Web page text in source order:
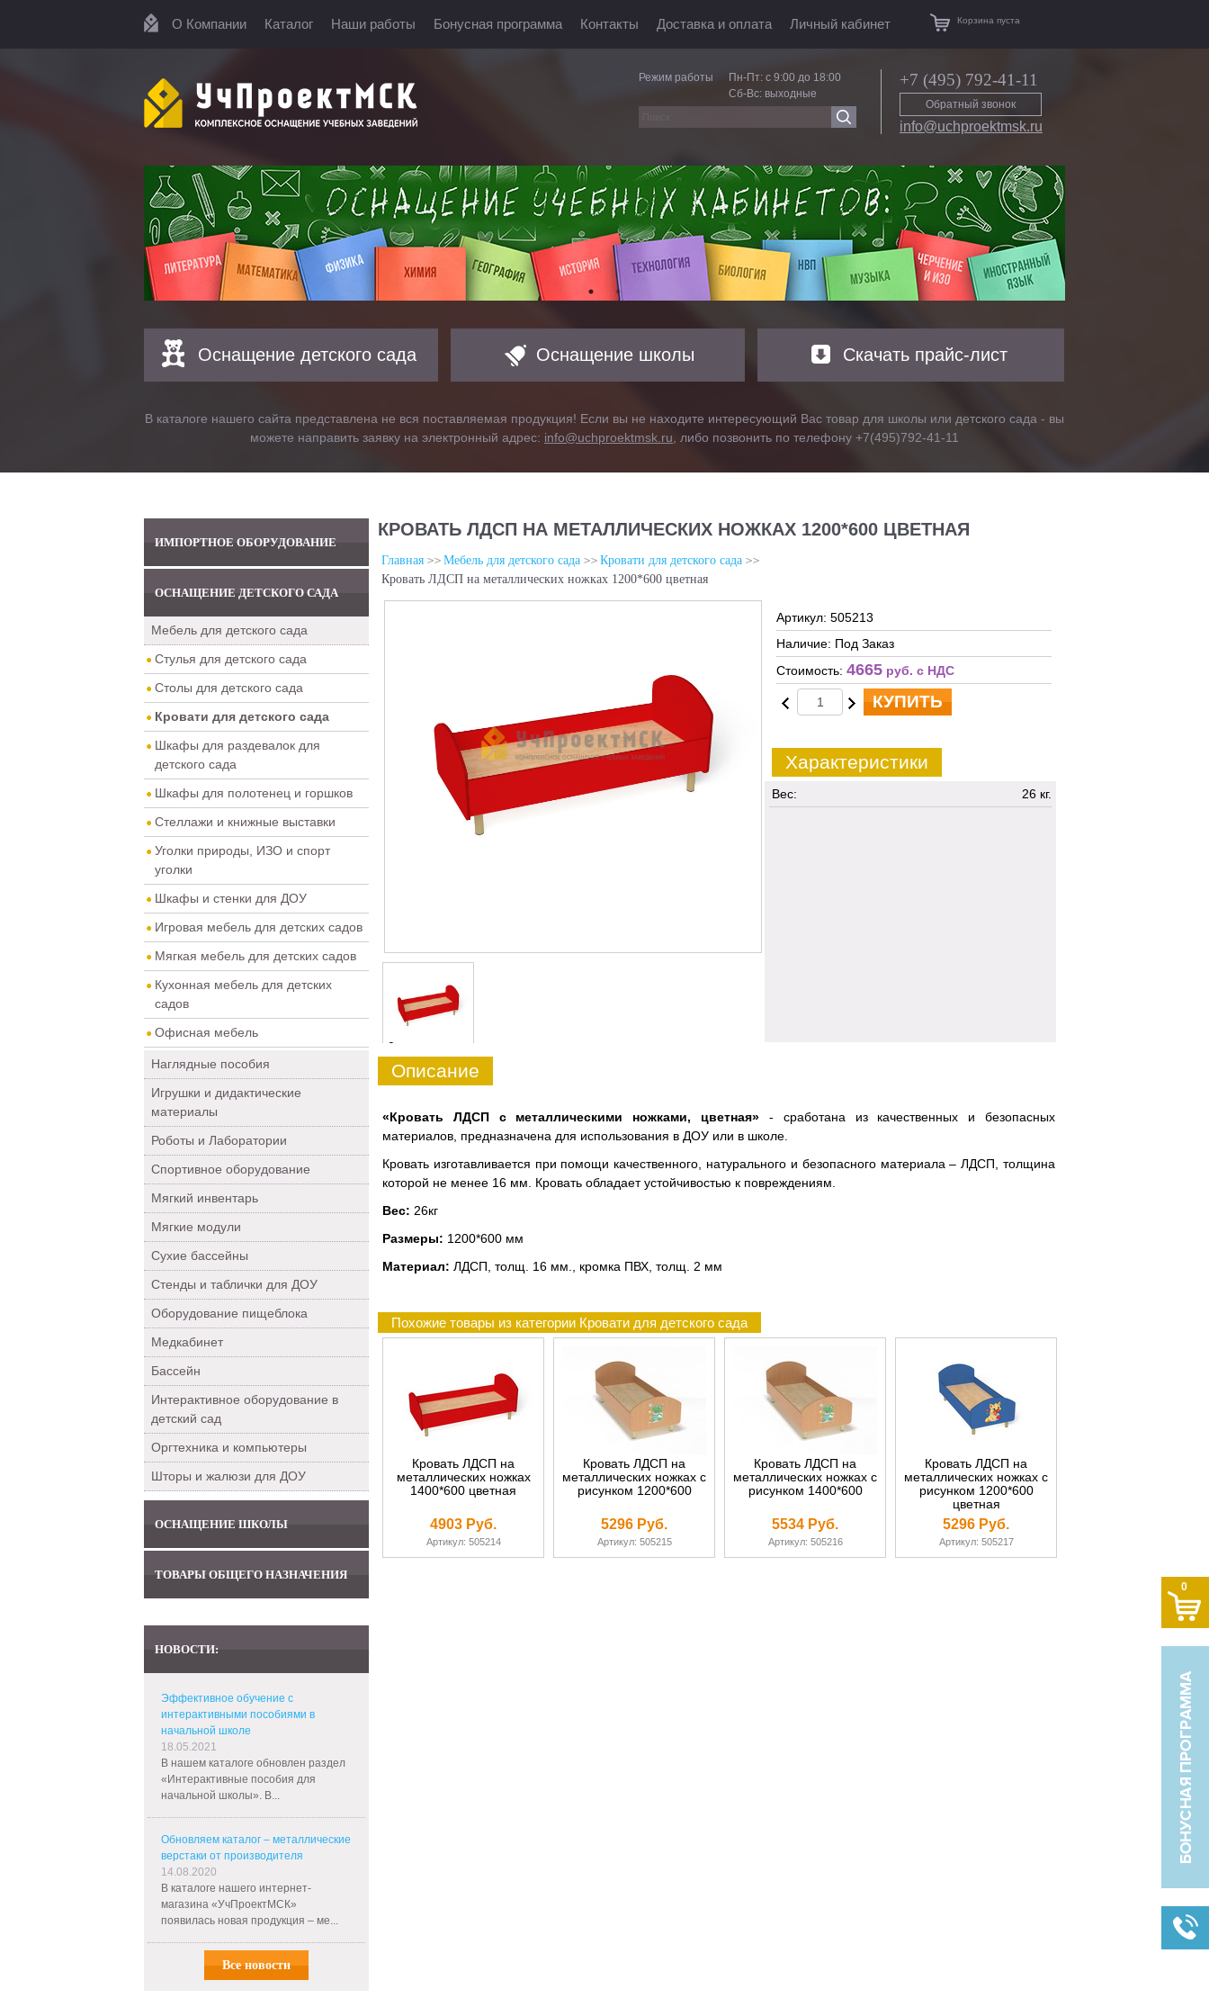
О Компании Каталог Наши работы Бонусная программа Контакты Доставка и оплата Личный кабинет Корзина пуста
Режим работы
Пн-Пт: с 9:00 до 18:00
Сб-Вс: выходные
+7 (495) 792-41-11
Обратный звонок
info@uchproektmsk.ru
Оснащение детского сада Оснащение школы Скачать прайс-лист
В каталоге нашего сайта представлена не вся поставляемая продукция! Если вы не находите интересующий Вас товар для школы или детского сада - вы
можете направить заявку на электронный адрес: info@uchproektmsk.ru , либо позвонить по телефону +7(495)792-41-11
ИМПОРТНОЕ ОБОРУДОВАНИЕ
ОСНАЩЕНИЕ ДЕТСКОГО САДА
Мебель для детского сада
Стулья для детского сада
Столы для детского сада
Кровати для детского сада
Шкафы для раздевалок для
детского сада
Шкафы для полотенец и горшков
Стеллажи и книжные выставки
Уголки природы, ИЗО и спорт
уголки
Шкафы и стенки для ДОУ
Игровая мебель для детских садов
Мягкая мебель для детских садов
Кухонная мебель для детских
садов
Офисная мебель
Наглядные пособия
Игрушки и дидактические
материалы
Роботы и Лаборатории
Спортивное оборудование
Мягкий инвентарь
Мягкие модули
Сухие бассейны
Стенды и таблички для ДОУ
Оборудование пищеблока
Медкабинет
Бассейн
Интерактивное оборудование в
детский сад
Оргтехника и компьютеры
Шторы и жалюзи для ДОУ
ОСНАЩЕНИЕ ШКОЛЫ
ТОВАРЫ ОБЩЕГО НАЗНАЧЕНИЯ
НОВОСТИ:
Эффективное обучение с
интерактивными пособиями в
начальной школе
18.05.2021
В нашем каталоге обновлен раздел
«Интерактивные пособия для
начальной школы». В...
Обновляем каталог – металлические
верстаки от производителя
14.08.2020
В каталоге нашего интернет-
магазина «УчПроектМСК»
появилась новая продукция – ме...
Все новости
КРОВАТЬ ЛДСП НА МЕТАЛЛИЧЕСКИХ НОЖКАХ 1200*600 ЦВЕТНАЯ
Главная Мебель для детского сада
Кровати для детского сада
Кровать ЛДСП на металлических ножках 1200*600 цветная
0
Артикул: 505213
Наличие: Под Заказ
Стоимость: 4665 руб. c НДС
КУПИТЬ
Характеристики
Вес: 26 кг.
Описание
«Кровать ЛДСП с металлическими ножками, цветная» - сработана из качественных и безопасных
материалов, предназначена для использования в ДОУ или в школе.
Кровать изготавливается при помощи качественного, натурального и безопасного материала – ЛДСП, толщина
которой не менее 16 мм. Кровать обладает устойчивостью к повреждениям.
Вес: 26кг
Размеры: 1200*600 мм
Материал: ЛДСП, толщ. 16 мм., кромка ПВХ, толщ. 2 мм
Похожие товары из категории Кровати для детского сада
Кровать ЛДСП на
металлических ножках
1400*600 цветная
4903 Руб.
Артикул: 505214
Кровать ЛДСП на
металлических ножках с
рисунком 1200*600
5296 Руб.
Артикул: 505215
Кровать ЛДСП на
металлических ножках с
рисунком 1400*600
5534 Руб.
Артикул: 505216
Кровать ЛДСП на
металлических ножках с
рисунком 1200*600
цветная
5296 Руб.
Артикул: 505217
0